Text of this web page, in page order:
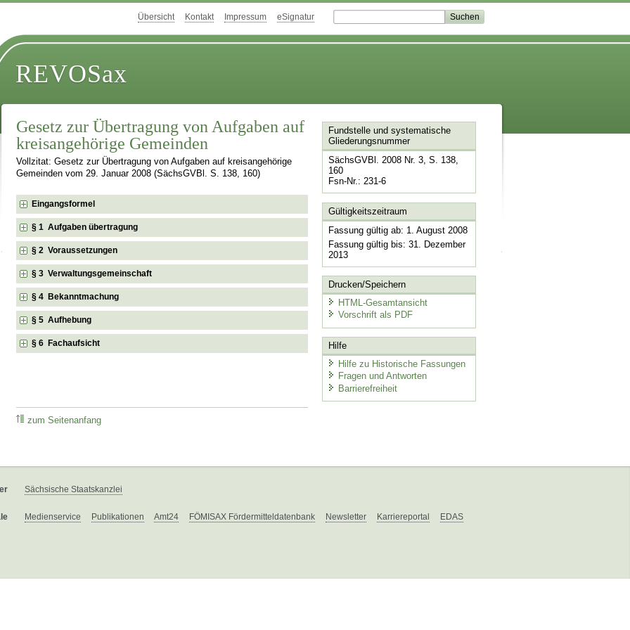
Übersicht Kontakt Impressum eSignatur
REVOSax
Gesetz zur Übertragung von Aufgaben auf
kreisangehörige Gemeinden
Vollzitat: Gesetz zur Übertragung von Aufgaben auf kreisangehörige
Gemeinden vom 29. Januar 2008 (SächsGVBl. S. 138, 160)
Eingangsformel
§ 1 Aufgaben übertragung
§ 2 Voraussetzungen
§ 3 Verwaltungsgemeinschaft
§ 4 Bekanntmachung
§ 5 Aufhebung
§ 6 Fachaufsicht
zum Seitenanfang
Fundstelle und systematische
Gliederungsnummer
SächsGVBl. 2008 Nr. 3, S. 138,
160
Fsn-Nr.: 231-6
Gültigkeitszeitraum
Fassung gültig ab: 1. August 2008
Fassung gültig bis: 31. Dezember
2013
Drucken/Speichern
HTML-Gesamtansicht
Vorschrift als PDF
Hilfe
Hilfe zu Historische Fassungen
Fragen und Antworten
Barrierefreiheit
Sächsische Staatskanzlei
Medienservice Publikationen Amt24 FÖMISAX Fördermitteldatenbank Newsletter Karriereportal EDAS